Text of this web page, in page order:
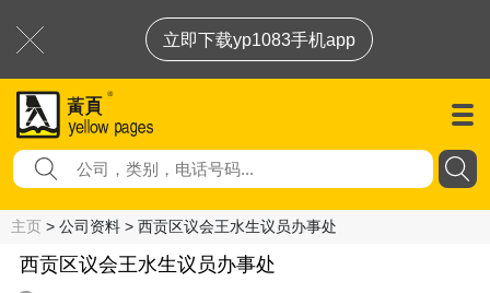
立即下载yp1083手机app
主页 > 公司资料 > 西贡区议会王水生议员办事处
西贡区议会王水生议员办事处